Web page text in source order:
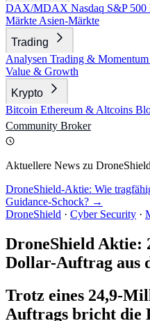
DAX/MDAX Nasdaq S&P 500
Märkte Asien-Märkte
Trading
Analysen Trading & Momentum
Value & Growth
Krypto
Bitcoin Ethereum & Altcoins
Community Broker
Aktuellere News zu DroneShield
DroneShield-Aktie: Wie
Guidance-Schock? →
DroneShield · Cyber Security ·
DroneShield Aktie:
Dollar-Auftrag aus
Trotz eines 24,9-
Auftrags bricht die